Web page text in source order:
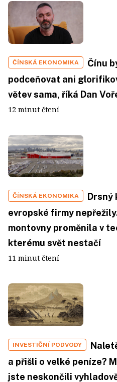
ČÍNSKÁ EKONOMIKA
Čínu
podceňovat ani
větev sama, říká Dan
12 minut čtení
ČÍNSKÁ EKONOMIKA
evropské firmy
montovny proměnila v
kterému svět nestačí
11 minut čtení
INVESTIČNÍ PODVODY
a přišli o velké peníze?
jste neskončili